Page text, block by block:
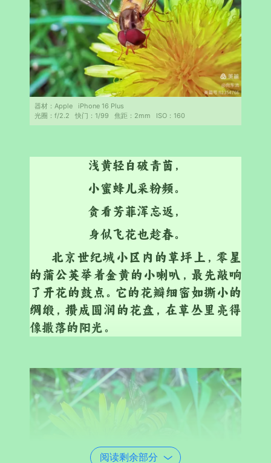
器材： Apple
iPhone 16 Plus
光圈： f/2.2 快门： 1/99 焦距： 2mm ISO： 160
浅黄轻白破青茵，
小蜜蜂儿采粉频。
贪看芳菲浑忘返，
身似飞花也趁春。
北京世纪城小区内的草坪上，零星
的蒲公英举着金黄的小喇叭，最先敲响
了开花的鼓点。它的花瓣细密如撕小的
绸缎，攒成圆润的花盘，在草丛里亮得
像撒落的阳光。
阅读剩余部分